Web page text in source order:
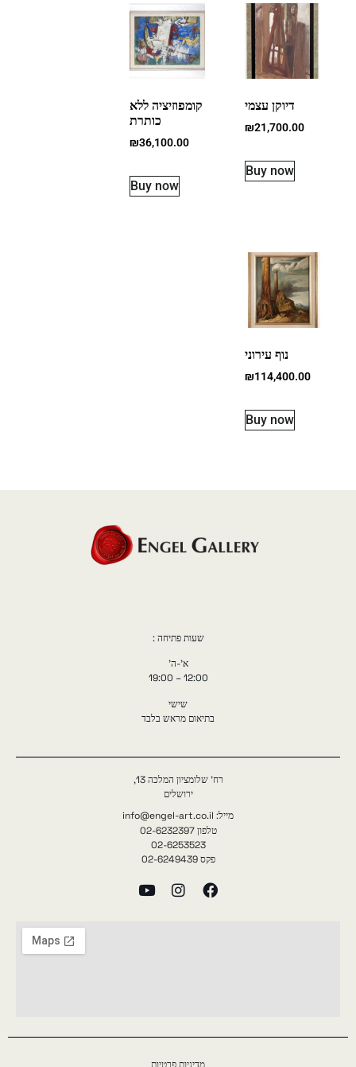
דיוקן עצמי
₪21,700.00
Buy now
קומפוזיציה ללא
כותרת
₪36,100.00
Buy now
נוף עירוני
₪114,400.00
Buy now
שעות פתיחה :
א'-ה'
12:00 – 19:00
שישי
בתיאום מראש בלבד
רח' שלומציון המלכה 13,
ירושלים
מייל: info@engel-art.co.il
טלפון 02-6232397
02-6253523
פקס 02-6249439